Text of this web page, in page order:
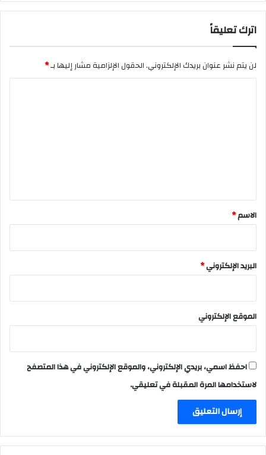
اترك تعليقاً
لن يتم نشر عنوان بريدك الإلكتروني.الحقول الإلزامية مشار إليها بـ*
*
الاسم*
البريد الإلكتروني*
الموقع الإلكتروني
احفظ اسمي، بريدي الإلكتروني، والموقع الإلكتروني في هذا المتصفح
لاستخدامها المرة المقبلة في تعليقي.